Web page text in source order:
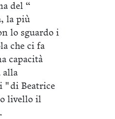
del “
la più
lo sguardo i
che ci fa
capacità
alla
" di Beatrice
livello il